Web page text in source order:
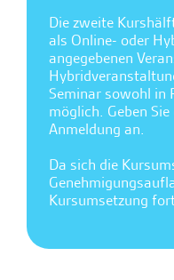
Die zweite
als Online- oder
angegebenen
Seminar sowohl in
möglich. Geben
Anmeldung an.
Da sich die
Kursumsetzung